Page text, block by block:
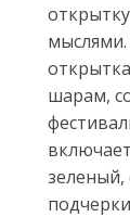
шарам,